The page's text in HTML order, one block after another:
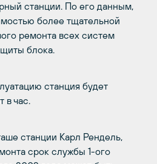
станции. По его данным,
более тщательной
ремонта всех систем
блока.
станция будет
в час.
станции Карл Рендель,
срок службы 1-ого